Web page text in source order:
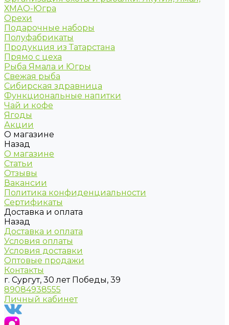
ХМАО-Югра
Орехи
Подарочные наборы
Полуфабрикаты
Продукция из Татарстана
Прямо с цеха
Рыба Ямала и Югры
Свежая рыба
Сибирская здравница
Функциональные напитки
Чай и кофе
Ягоды
Акции
О магазине
Назад
О магазине
Статьи
Отзывы
Вакансии
Политика конфиденциальности
Сертификаты
Доставка и оплата
Назад
Доставка и оплата
Условия оплаты
Условия доставки
Оптовые продажи
Контакты
г. Сургут, 30 лет Победы, 39
89084938555
Личный кабинет